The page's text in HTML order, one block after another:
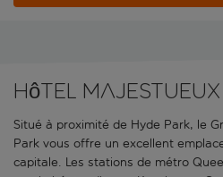
Hôtel
Situé à proximité de Hyde Park, le
Park vous offre un excellent
capitale. Les stations de métro